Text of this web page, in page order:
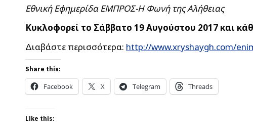
Εθνική Εφημερίδα ΕΜΠΡΟΣ-Η Φωνή της Αλήθειας
Κυκλοφορεί το Σάββατο 19 Αυγούστου 2017 και
Διαβάστε περισσότερα: http://www.xryshaygh.com/
Share this:
Facebook X Telegram Threads
Like this: